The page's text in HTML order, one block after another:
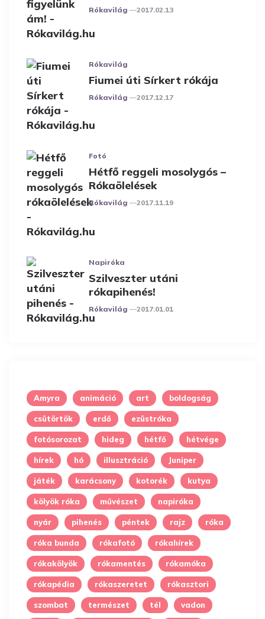
Posted
Rókavilág 2017.02.13
Rókavilág
Fiumei úti Sírkert rókája
Posted
Rókavilág 2017.12.17
Fotó
Hétfő reggeli mosolygós –
Rókaölelések
Posted
Rókavilág 2017.11.19
Napiróka
Szilveszter utáni
rókapihenés!
Posted
Rókavilág 2017.01.01
Amyra animáció art boldogság
csütörtök erdő ezüstróka
fotósorozat hideg hétfő hétvége
hírek hó illusztráció Juniper
játék karácsony kotorék kutya
kölyök róka művészet napiróka
nyár pihenés péntek rajz róka
róka bunda rókafotó rókahírek
rókakölyök rókamentés rókamóka
rókapédia rókaszeretet rókasztori
szombat természet tél vadon